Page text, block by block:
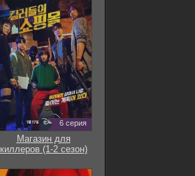
6 серия
Магазин для
киллеров (1-2 сезон)